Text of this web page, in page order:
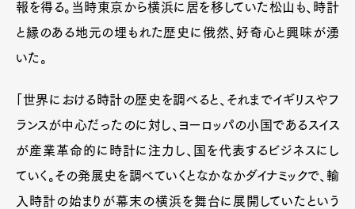
報を得る。当時東京から横浜に居を移していた松山も、時計
と縁のある地元の埋もれた歴史に俄然、好奇心と興味が湧
いた。
「世界における時計の歴史を調べると、それまでイギリスやフ
ランスが中心だったのに対し、ヨーロッパの小国であるスイス
が産業革命的に時計に注力し、国を代表するビジネスにし
ていく。その発展史を調べていくとなかなかダイナミックで、輸
入時計の始まりが幕末の横浜を舞台に展開していたという